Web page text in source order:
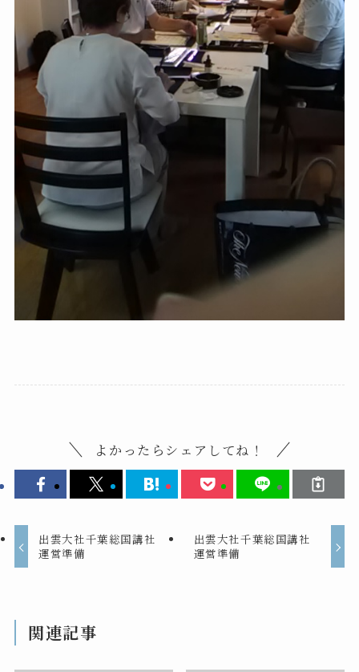
よかったらシェアしてね！
出雲大社千葉総国講社
運営準備
出雲大社千葉総国講社
運営準備
関連記事